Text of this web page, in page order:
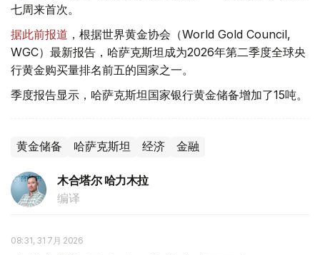
七周来首次。
据此前报道 ，根据世界黄金协会（World Gold Council,
WGC）最新报告，哈萨克斯坦成为2026年第二季度全球央
行黄金购买量排名前五的国家之一。
季度报告显示，哈萨克斯坦国家银行黄金储备增加了15吨。
黄金储备 哈萨克斯坦 经济 金融
木合塔尔 哈力木拉
编译
08:31, 31 7月 2026